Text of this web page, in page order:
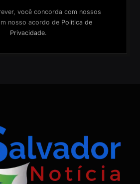
você concorda com nossos
nosso acordo de Política de
Privacidade.